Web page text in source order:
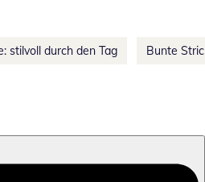
stilvoll durch den Tag Bunte